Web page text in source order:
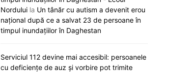
Nordului la Un tânăr cu autism a devenit erou
național după ce a salvat 23 de persoane în
timpul inundațiilor în Daghestan
Serviciul 112 devine mai accesibil: persoanele
cu deficiențe de auz și vorbire pot trimite